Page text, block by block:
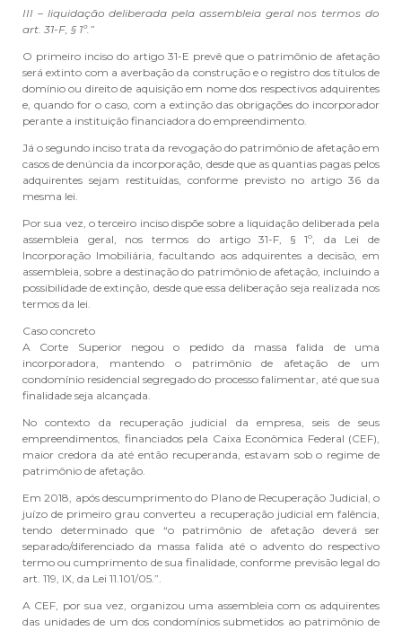
III – liquidação deliberada pela assembleia geral nos termos do
art. 31-F, § 1º.”
O primeiro inciso do artigo 31-E prevê que o patrimônio de afetação
será extinto com a averbação da construção e o registro dos títulos de
domínio ou direito de aquisição em nome dos respectivos adquirentes
e, quando for o caso, com a extinção das obrigações do incorporador
perante a instituição financiadora do empreendimento.
Já o segundo inciso trata da revogação do patrimônio de afetação em
casos de denúncia da incorporação, desde que as quantias pagas pelos
adquirentes sejam restituídas, conforme previsto no artigo 36 da
mesma lei.
Por sua vez, o terceiro inciso dispõe sobre a liquidação deliberada pela
assembleia geral, nos termos do artigo 31-F, § 1º, da Lei de
Incorporação Imobiliária, facultando aos adquirentes a decisão, em
assembleia, sobre a destinação do patrimônio de afetação, incluindo a
possibilidade de extinção, desde que essa deliberação seja realizada nos
termos da lei.
Caso concreto
A Corte Superior negou o pedido da massa falida de uma
incorporadora, mantendo o patrimônio de afetação de um
condomínio residencial segregado do processo falimentar, até que sua
finalidade seja alcançada.
No contexto da recuperação judicial da empresa, seis de seus
empreendimentos, financiados pela Caixa Econômica Federal (CEF),
maior credora da até então recuperanda, estavam sob o regime de
patrimônio de afetação.
Em 2018, após descumprimento do Plano de Recuperação Judicial, o
juízo de primeiro grau converteu a recuperação judicial em falência,
tendo determinado que “o patrimônio de afetação deverá ser
separado/diferenciado da massa falida até o advento do respectivo
termo ou cumprimento de sua finalidade, conforme previsão legal do
art. 119, IX, da Lei 11.101/05.”.
A CEF, por sua vez, organizou uma assembleia com os adquirentes
das unidades de um dos condomínios submetidos ao patrimônio de